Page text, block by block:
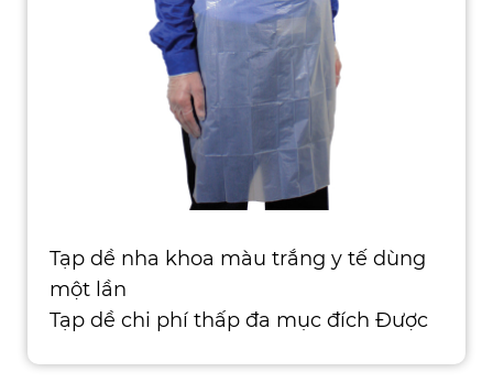
Tạp dề nha khoa màu trắng y tế dùng
một lần
Tạp dề chi phí thấp đa mục đích Được